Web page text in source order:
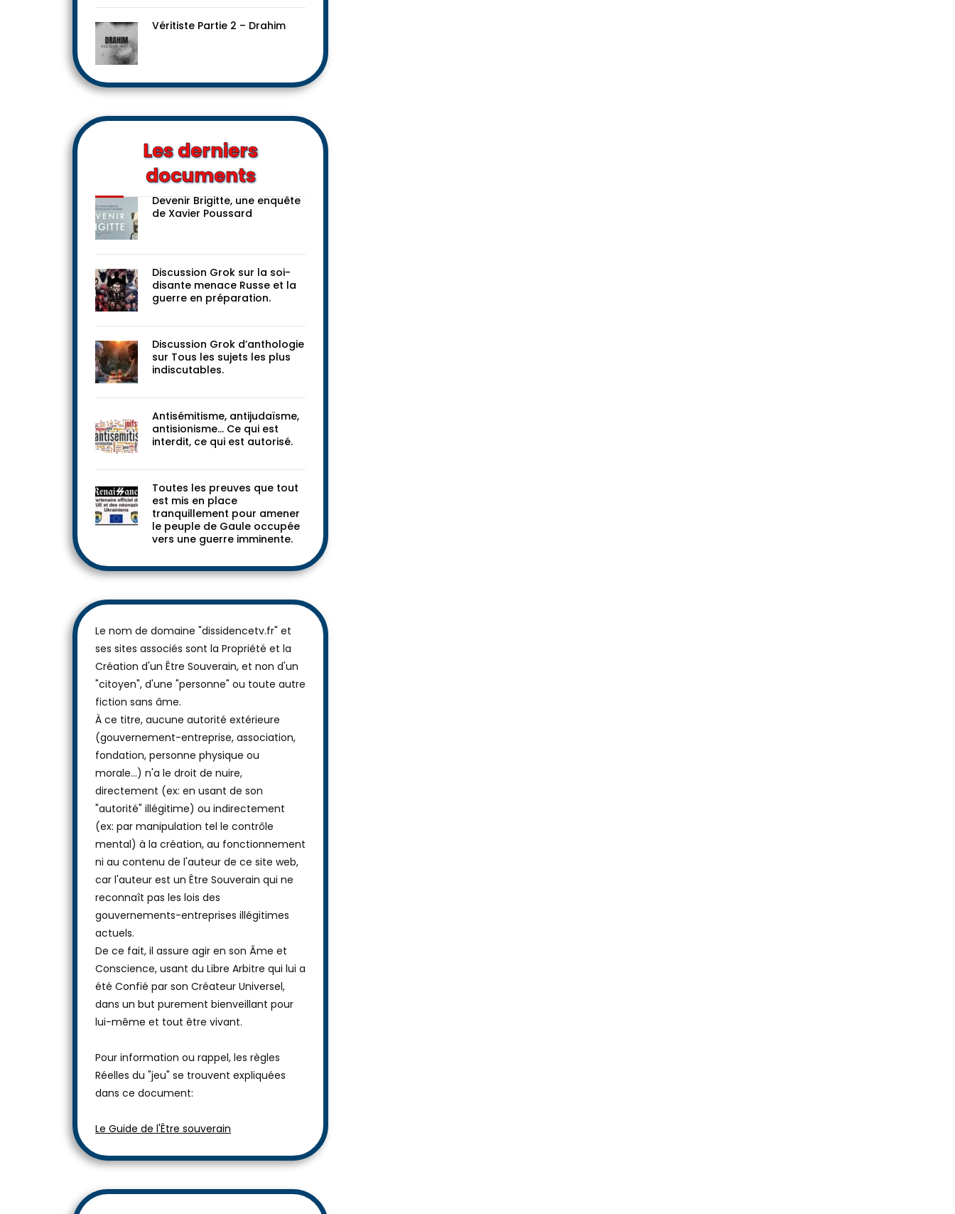
Véritiste Partie 2 – Drahim
Les derniers
documents
Devenir Brigitte, une enquête
de Xavier Poussard
Discussion Grok sur la soi-
disante menace Russe et la
guerre en préparation.
Discussion Grok d’anthologie
sur Tous les sujets les plus
indiscutables.
Antisémitisme, antijudaïsme,
antisionisme… Ce qui est
interdit, ce qui est autorisé.
Toutes les preuves que tout
est mis en place
tranquillement pour amener
le peuple de Gaule occupée
vers une guerre imminente.
Le nom de domaine "dissidencetv.fr" et
ses sites associés sont la Propriété et la
Création d'un Être Souverain, et non d'un
"citoyen", d'une "personne" ou toute autre
fiction sans âme.
À ce titre, aucune autorité extérieure
(gouvernement-entreprise, association,
fondation, personne physique ou
morale...) n'a le droit de nuire,
directement (ex: en usant de son
"autorité" illégitime) ou indirectement
(ex: par manipulation tel le contrôle
mental) à la création, au fonctionnement
ni au contenu de l'auteur de ce site web,
car l'auteur est un Être Souverain qui ne
reconnaît pas les lois des
gouvernements-entreprises illégitimes
actuels.
De ce fait, il assure agir en son Âme et
Conscience, usant du Libre Arbitre qui lui a
été Confié par son Créateur Universel,
dans un but purement bienveillant pour
lui-même et tout être vivant.
Pour information ou rappel, les règles
Réelles du "jeu" se trouvent expliquées
dans ce document:
Le Guide de l'Être souverain